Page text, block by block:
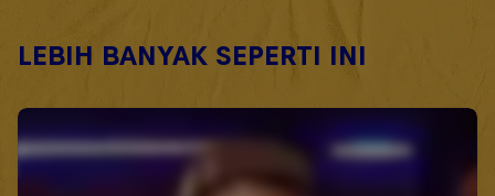
LEBIH BANYAK SEPERTI INI